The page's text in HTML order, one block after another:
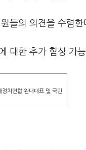
들의 의견을 수렴한
대한 추가 협상 가
치연합 원내대표 및 국민